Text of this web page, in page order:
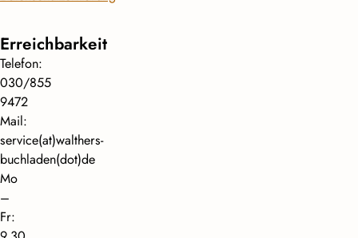
Erreichbarkeit
Telefon:
030/855
9472
Mail:
service(at)walthers-
buchladen(dot)de
Mo
–
Fr: